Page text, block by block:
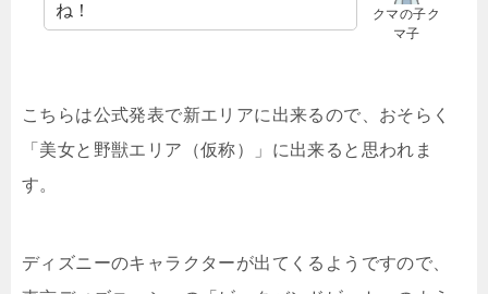
クマの子ク
マ子
ね！
こちらは公式発表で新エリアに出来るので、おそらく
「美女と野獣エリア（仮称）」に出来ると思われま
す。
ディズニーのキャラクターが出てくるようですので、